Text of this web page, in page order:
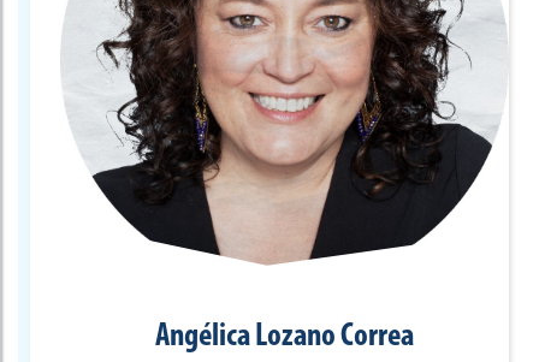
AngélicaLozano Correa